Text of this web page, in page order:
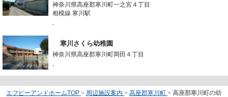
神奈川県高座郡寒川町一之宮４丁目
相模線 寒川駅
-
寒川さくら幼稚園
神奈川県高座郡寒川町岡田４丁目
-
エフピーアンドホームTOP > 周辺施設案内 > 高座郡寒川町 > 高座郡寒川町の幼